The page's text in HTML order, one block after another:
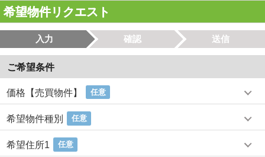
希望物件リクエスト
入力 確認 送信
ご希望条件
価格【売買物件】 任意
希望物件種別 任意
希望住所1 任意